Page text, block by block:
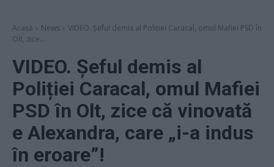
Acasă News
VIDEO. Șeful demis al Poliției Caracal, omul Mafiei PSD în
Olt, zice...
VIDEO. Șeful demis al
Poliției Caracal, omul Mafiei
PSD în Olt, zice că vinovată
e Alexandra, care „i-a indus
în eroare”!